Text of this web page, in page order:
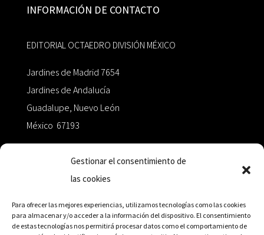
Gestionar el consentimiento de
las cookies
Para ofrecer las mejores experiencias, utilizamos tecnologías como las cookies
para almacenar y/o acceder a la información del dispositivo. El consentimiento
de estas tecnologías nos permitirá procesar datos como el comportamiento de
INFORMACIÓN DE CONTACTO
EDITORIAL OCTAEDRO DIVISIÓN MÉXICO
Jardines de Madrid 7654
Jardines de Andalucía
Guadalupe, Nuevo León
México 67193
+52 811.499.5638
RED DE DISTRIBUCIÓN